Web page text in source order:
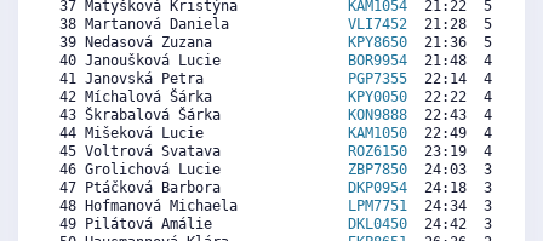
37 Matyšková Kristýna
KAM1054
21:22  5152
38 Martanová Daniela VLI7452
21:28  5101
39 Nedasová Zuzana
KPY8650
21:36  5032
40 Janoušková Lucie
BOR9954
21:48  4930
41 Janovská Petra
PGP7355
22:14  4707
42 Míchalová Šárka
KPY0050
22:22  4638
43 Škrabalová Šárka
KON9888
22:43  4458
44 Mišeková Lucie
KAM1050
22:49  4407
45 Voltrová Svatava
ROZ6150
23:19  4150
46 Grolichová Lucie ZBP7850
24:03  3773
47 Ptáčková Barbora
DKP0954
24:18  3644
48 Hofmanová Michaela
LPM7751
24:34  3507
49 Pilátová Amálie
DKL0450
24:42  3439